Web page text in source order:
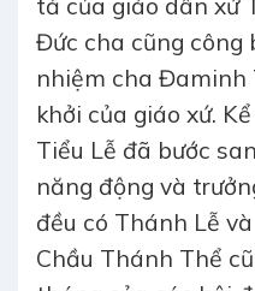
Đức cha cũng công
nhiệm cha Đaminh
khởi của giáo xứ.
Tiểu Lễ đã bước
năng động và
đều có Thánh Lễ
Chầu Thánh Thể